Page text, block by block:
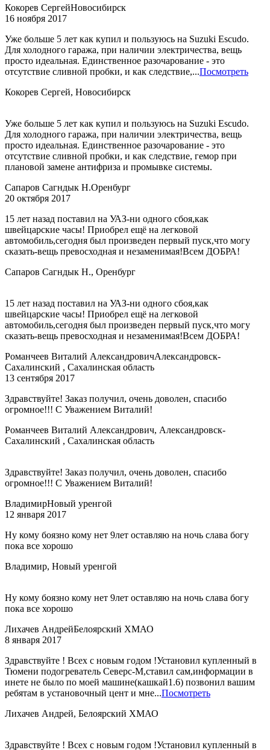
Кокорев СергейНовосибирск
16 ноября 2017
Уже больше 5 лет как купил и пользуюсь на Suzuki Escudo.
Для холодного гаража, при наличии электричества, вещь
просто идеальная. Единственное разочарование - это
отсутствие сливной пробки, и как следствие,...Посмотреть
Кокорев Сергей, Новосибирск
Уже больше 5 лет как купил и пользуюсь на Suzuki Escudo.
Для холодного гаража, при наличии электричества, вещь
просто идеальная. Единственное разочарование - это
отсутствие сливной пробки, и как следствие, гемор при
плановой замене антифриза и промывке системы.
Сапаров Сагндык Н.Оренбург
20 октября 2017
15 лет назад поставил на УАЗ-ни одного сбоя,как
швейцарские часы! Приобрел ещё на легковой
автомобиль,сегодня был произведен первый пуск,что могу
сказать-вещь превосходная и незаменимая!Всем ДОБРА!
Сапаров Сагндык Н., Оренбург
15 лет назад поставил на УАЗ-ни одного сбоя,как
швейцарские часы! Приобрел ещё на легковой
автомобиль,сегодня был произведен первый пуск,что могу
сказать-вещь превосходная и незаменимая!Всем ДОБРА!
Романчеев Виталий АлександровичАлександровск-
Сахалинский , Сахалинская область
13 сентября 2017
Здравствуйте! Заказ получил, очень доволен, спасибо
огромное!!! С Уважением Виталий!
Романчеев Виталий Александрович, Александровск-
Сахалинский , Сахалинская область
Здравствуйте! Заказ получил, очень доволен, спасибо
огромное!!! С Уважением Виталий!
ВладимирНовый уренгой
12 января 2017
Ну кому боязно кому нет 9лет оставляю на ночь слава богу
пока все хорошо
Владимир, Новый уренгой
Ну кому боязно кому нет 9лет оставляю на ночь слава богу
пока все хорошо
Лихачев АндрейБелоярский ХМАО
8 января 2017
Здравствуйте ! Всех с новым годом !Установил купленный в
Тюмени подогреватель Северс-М,ставил сам,информации в
инете не было по моей машине(кашкай1.6) позвонил вашим
ребятам в установочный цент и мне...Посмотреть
Лихачев Андрей, Белоярский ХМАО
Здравствуйте ! Всех с новым годом !Установил купленный в